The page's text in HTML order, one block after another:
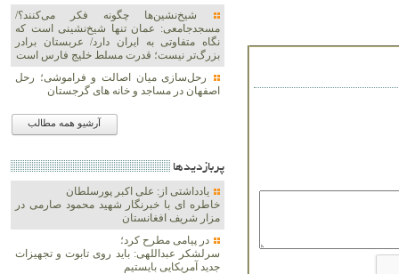
شیخ‌نشین‌ها چگونه فکر می‌کنند؟/
مسجدجامعی: عمان تنها شیخ‌نشینی است که
نگاه متفاوتی به ایران دارد/ عربستان برادر
بزرگ‌تر نیست؛ قدرت مسلط خلیج فارس است
رحل‌سازی میان اصالت و فراموشی؛ رحل
اصفهان در مساجد و خانه های گرجستان
آرشیو همه مطالب
پربازديدها
یادداشتی از: علی اکبر پورسلطان
خاطره ای با خبرنگار شهید محمود صارمی در
مزار شریف افغانستان
در پیامی مطرح کرد؛
سرلشکر عبداللهی: باید روی تابوت و تجهیزات
جدید آمریکایی بایستیم